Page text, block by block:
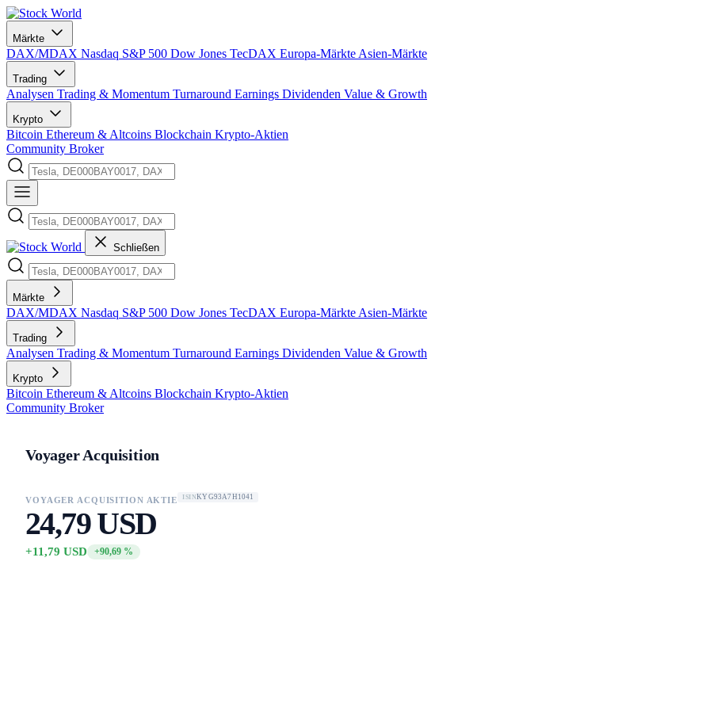
Märkte
DAX/MDAX Nasdaq S&P 500 Dow Jones TecDAX Europa-Märkte Asien-Märkte
Trading
Analysen Trading & Momentum Turnaround Earnings Dividenden Value & Growth
Krypto
Bitcoin Ethereum & Altcoins Blockchain Krypto-Aktien
Community Broker
Schließen
Märkte
DAX/MDAX Nasdaq S&P 500 Dow Jones TecDAX Europa-Märkte Asien-Märkte
Trading
Analysen Trading & Momentum Turnaround Earnings Dividenden Value & Growth
Krypto
Bitcoin Ethereum & Altcoins Blockchain Krypto-Aktien
Community Broker
Voyager Acquisition
VOYAGER ACQUISITION AKTIE ISINKYG93A7H1041
24,79 USD
+11,79 USD +90,69 %